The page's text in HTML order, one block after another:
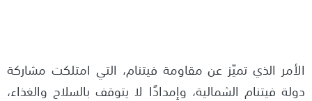
الأمر الذي تميّز عن مقاومة فيتنام، التي امتلكت مشاركة
دولة فيتنام الشمالية، وإمدادًا لا يتوقف بالسلاح والغذاء،